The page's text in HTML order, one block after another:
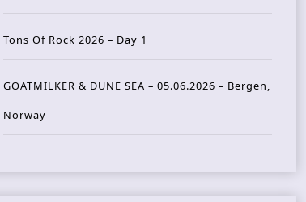
Tons Of Rock 2026 – Day 1
GOATMILKER & DUNE SEA – 05.06.2026 – Bergen,
Norway